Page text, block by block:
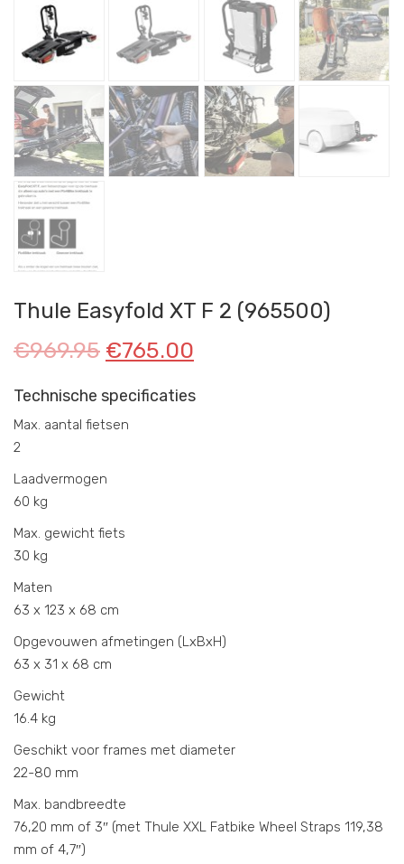
Thule Easyfold XT F 2 (965500)
€969.95 €765.00
Technische specificaties
Max. aantal fietsen
2
Laadvermogen
60 kg
Max. gewicht fiets
30 kg
Maten
63 x 123 x 68 cm
Opgevouwen afmetingen (LxBxH)
63 x 31 x 68 cm
Gewicht
16.4 kg
Geschikt voor frames met diameter
22-80 mm
Max. bandbreedte
76,20 mm of 3″ (met Thule XXL Fatbike Wheel Straps 119,38
mm of 4,7″)